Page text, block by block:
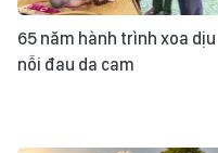
65 năm hành trình xoa dịu
nỗi đau da cam